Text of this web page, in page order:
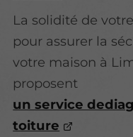
La solidité de
pour assurer la
votre maison à
proposent
un service
toiture